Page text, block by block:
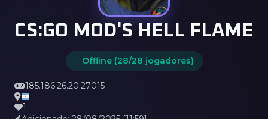
CS:GO MOD'S HELL FLAME
Offline (28/28 jogadores)
185.186.26.20:27015
1